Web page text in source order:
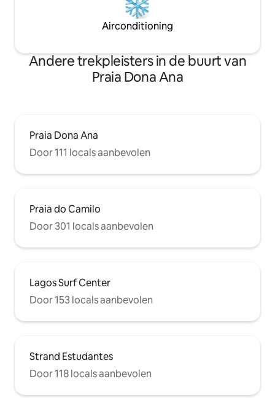
Airconditioning
Andere trekpleisters in de buurt van
Praia Dona Ana
Praia Dona Ana
Door 111 locals aanbevolen
Praia do Camilo
Door 301 locals aanbevolen
Lagos Surf Center
Door 153 locals aanbevolen
Strand Estudantes
Door 118 locals aanbevolen